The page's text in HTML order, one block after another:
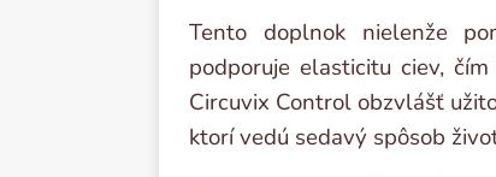
Tento doplnok nielenže
podporuje elasticitu ciev,
Circuvix Control obzvlášť
ktorí vedú sedavý spôsob